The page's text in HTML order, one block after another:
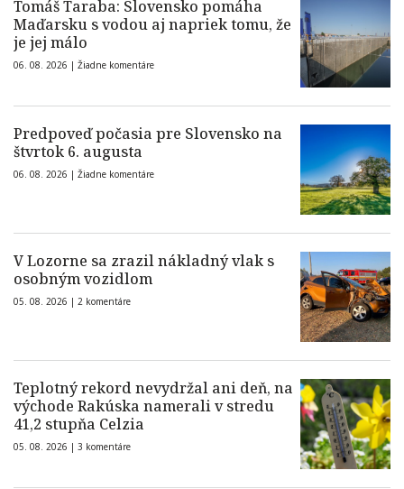
Tomáš Taraba: Slovensko pomáha
Maďarsku s vodou aj napriek tomu, že
je jej málo
06. 08. 2026 | Žiadne komentáre
Predpoveď počasia pre Slovensko na
štvrtok 6. augusta
06. 08. 2026 | Žiadne komentáre
V Lozorne sa zrazil nákladný vlak s
osobným vozidlom
05. 08. 2026 | 2 komentáre
Teplotný rekord nevydržal ani deň, na
východe Rakúska namerali v stredu
41,2 stupňa Celzia
05. 08. 2026 | 3 komentáre